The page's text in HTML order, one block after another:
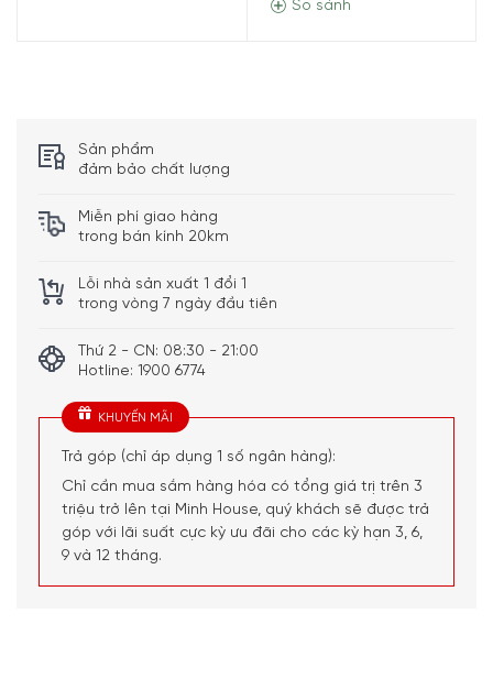
Miệng bình rộng
Nhờ có lỗ chiết rót lớn, đồ uống từ các bình, ly khác nhau
có thể được rót đầy một cách dễ dàng. Kích thước nhỏ
gọn của bình đựng nước Wmf Nuro Water Carafe nằm
gọn trong ngăn đựng đồ uống của tủ lạnh. Phần nắp có
thể được tháo rời để vệ sinh và có thể cho vào máy rửa
bát. Các hạt làm sạch cũng có sẵn để làm sạch dễ dàng.
So sánh
Sản phẩm
đảm bảo chất lượng
Miễn phí giao hàng
trong bán kính 20km
Lỗi nhà sản xuất 1 đổi 1
trong vòng 7 ngày đầu tiên
Thứ 2 - CN: 08:30 - 21:00
Hotline: 1900 6774
KHUYẾN MÃI
Trả góp (chỉ áp dụng 1 số ngân hàng):
Chỉ cần mua sắm hàng hóa có tổng giá trị trên 3
triệu trở lên tại Minh House, quý khách sẽ được trả
góp với lãi suất cực kỳ ưu đãi cho các kỳ hạn 3, 6,
9 và 12 tháng.